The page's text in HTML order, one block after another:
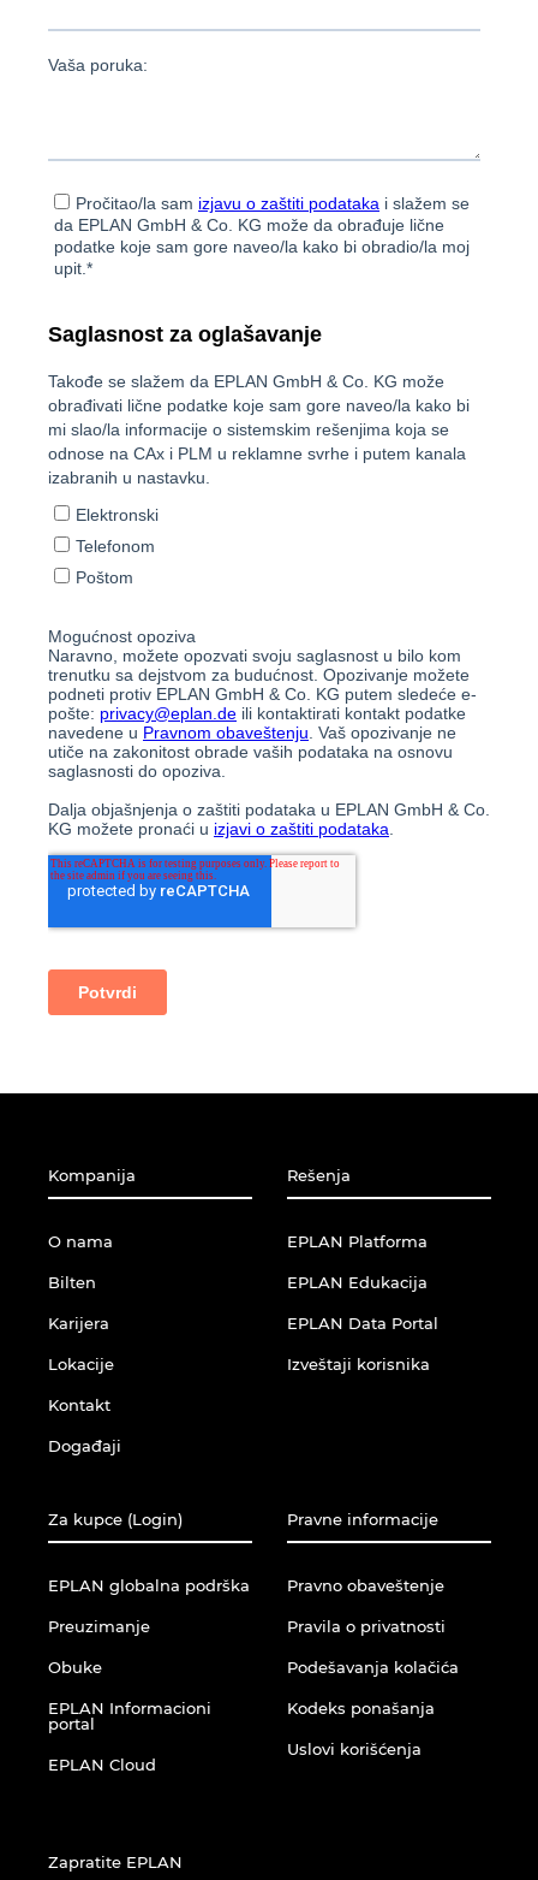
Kompanija
O nama
Bilten
Karijera
Lokacije
Kontakt
Događaji
Rešenja
EPLAN Platforma
EPLAN Edukacija
EPLAN Data Portal
Izveštaji korisnika
Za kupce (Login)
EPLAN globalna podrška
Preuzimanje
Obuke
EPLAN Informacioni
portal
EPLAN Cloud
Pravne informacije
Pravno obaveštenje
Pravila o privatnosti
Podešavanja kolačića
Kodeks ponašanja
Uslovi korišćenja
Zapratite EPLAN